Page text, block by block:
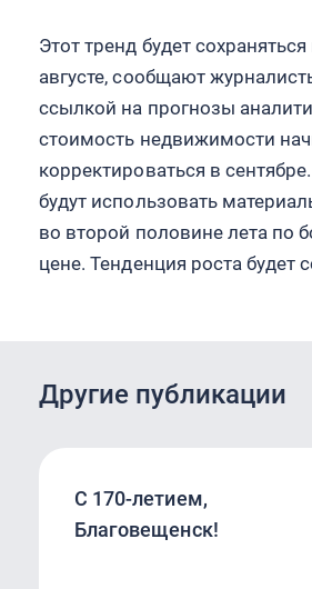
Этот тренд будет
августе, сообщают
ссылкой на прогнозы
стоимость недвижимости
корректироваться в
будут использовать
во второй половине лета по
цене. Тенденция роста будет
Другие публикации
С 170‑летием,
Благовещенск!